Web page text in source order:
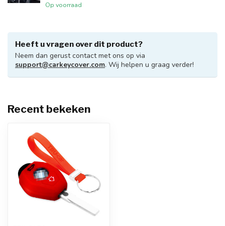
Op voorraad
Heeft u vragen over dit product?
Neem dan gerust contact met ons op via
support@carkeycover.com. Wij helpen u graag verder!
Recent bekeken